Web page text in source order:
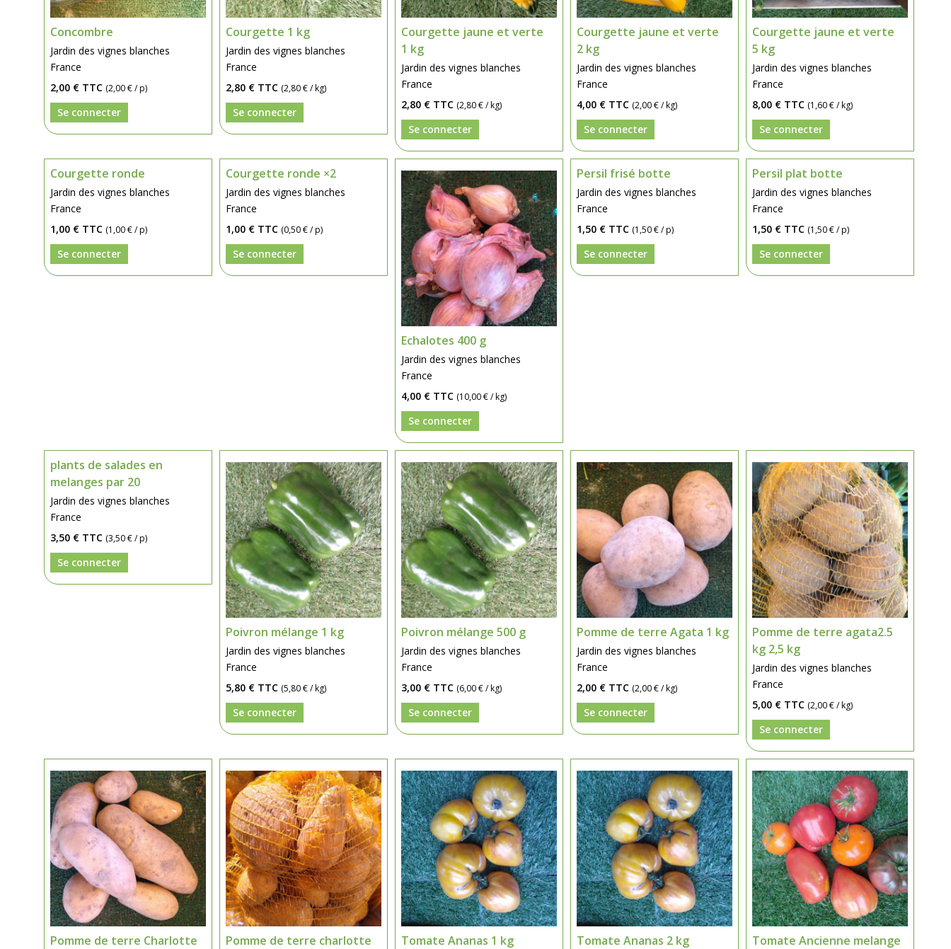
Concombre
Jardin des vignes blanches
France
2,00 € TTC (2,00 € / p)
Se connecter
Courgette 1 kg
Jardin des vignes blanches
France
2,80 € TTC (2,80 € / kg)
Se connecter
Courgette jaune et verte
1 kg
Jardin des vignes blanches
France
2,80 € TTC (2,80 € / kg)
Se connecter
Courgette jaune et verte
2 kg
Jardin des vignes blanches
France
4,00 € TTC (2,00 € / kg)
Se connecter
Courgette jaune et verte
5 kg
Jardin des vignes blanches
France
8,00 € TTC (1,60 € / kg)
Se connecter
Courgette ronde
Jardin des vignes blanches
France
1,00 € TTC (1,00 € / p)
Se connecter
Courgette ronde ×2
Jardin des vignes blanches
France
1,00 € TTC (0,50 € / p)
Se connecter
Echalotes 400 g
Jardin des vignes blanches
France
4,00 € TTC (10,00 € / kg)
Se connecter
Persil frisé botte
Jardin des vignes blanches
France
1,50 € TTC (1,50 € / p)
Se connecter
Persil plat botte
Jardin des vignes blanches
France
1,50 € TTC (1,50 € / p)
Se connecter
plants de salades en
melanges par 20
Jardin des vignes blanches
France
3,50 € TTC (3,50 € / p)
Se connecter
Poivron mélange 1 kg
Jardin des vignes blanches
France
5,80 € TTC (5,80 € / kg)
Se connecter
Poivron mélange 500 g
Jardin des vignes blanches
France
3,00 € TTC (6,00 € / kg)
Se connecter
Pomme de terre Agata 1 kg
Jardin des vignes blanches
France
2,00 € TTC (2,00 € / kg)
Se connecter
Pomme de terre agata2.5
kg 2,5 kg
Jardin des vignes blanches
France
5,00 € TTC (2,00 € / kg)
Se connecter
Pomme de terre Charlotte
Pomme de terre charlotte
Tomate Ananas 1 kg Tomate Ananas 2 kg
Tomate Ancienne melange